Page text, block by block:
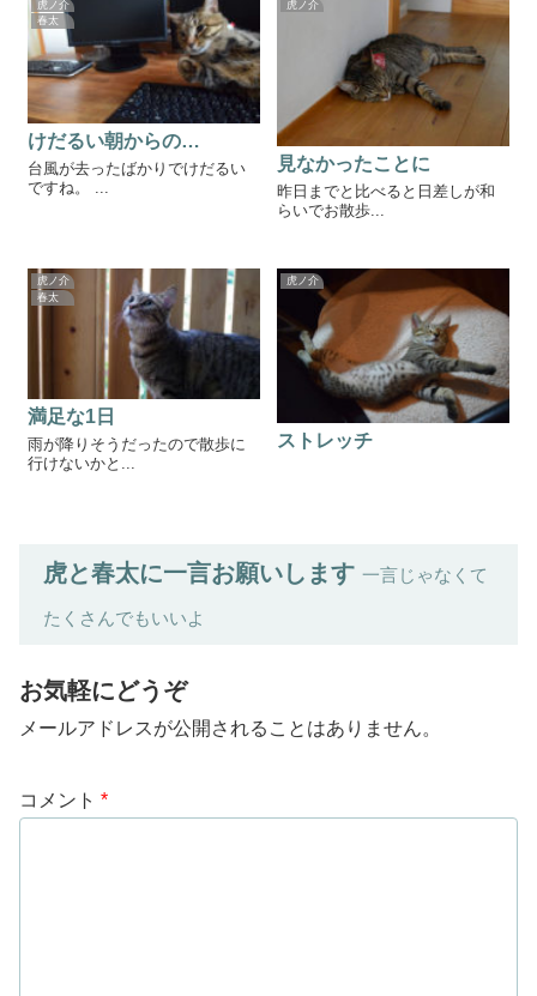
虎ノ介
春太
けだるい朝からの…
台風が去ったばかりでけだるい
ですね。 ...
虎ノ介
見なかったことに
昨日までと比べると日差しが和
らいでお散歩...
虎ノ介
春太
満足な1日
雨が降りそうだったので散歩に
行けないかと...
虎ノ介
ストレッチ
虎と春太に一言お願いします 一言じゃなくて
たくさんでもいいよ
お気軽にどうぞ
メールアドレスが公開されることはありません。
コメント *